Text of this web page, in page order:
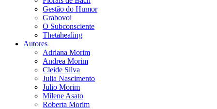
Gestão do Humor
Grabovoi
O Subconsciente
Thetahealing
Autores
Adriana Morim
Andrea Morim
Cleide Silva
Julia Nascimento
Julio Morim
Milene Asato
Roberta Morim